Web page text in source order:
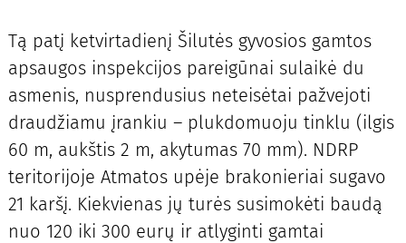
Tą patį ketvirtadienį Šilutės gyvosios gamtos
apsaugos inspekcijos pareigūnai sulaikė du
asmenis, nusprendusius neteisėtai pažvejoti
draudžiamu įrankiu – plukdomuoju tinklu (ilgis
60 m, aukštis 2 m, akytumas 70 mm). NDRP
teritorijoje Atmatos upėje brakonieriai sugavo
21 karšį. Kiekvienas jų turės susimokėti baudą
nuo 120 iki 300 eurų ir atlyginti gamtai